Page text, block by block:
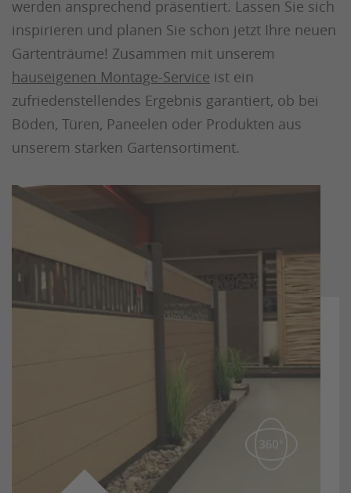
werden ansprechend präsentiert. Lassen Sie sich
inspirieren und planen Sie schon jetzt Ihre neuen
Gartenträume! Zusammen mit unserem
hauseigenen Montage-Service ist ein
zufriedenstellendes Ergebnis garantiert, ob bei
Böden, Türen, Paneelen oder Produkten aus
unserem starken Gartensortiment.